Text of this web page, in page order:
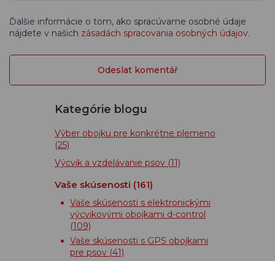
Ďalšie informácie o tom, ako spracúvame osobné údaje
nájdete v našich zásadách spracovania osobných údajov.
Kategórie blogu
Výber obojku pre konkrétne plemeno
(25)
Výcvik a vzdelávanie psov (11)
Vaše skúsenosti (161)
Vaše skúsenosti s elektronickými
výcvikovými obojkami d-control
(109)
Vaše skúsenosti s GPS obojkami
pre psov (41)